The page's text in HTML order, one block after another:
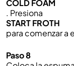
COLD FOAM
. Presiona
START FROTH
para comenzar a
Paso 8